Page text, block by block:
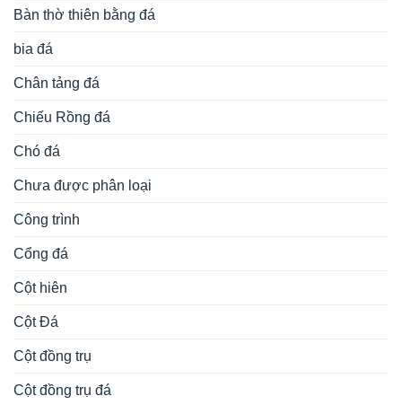
Bàn thờ thiên bằng đá
bia đá
Chân tảng đá
Chiếu Rồng đá
Chó đá
Chưa được phân loại
Công trình
Cổng đá
Cột hiên
Cột Đá
Cột đồng trụ
Cột đồng trụ đá